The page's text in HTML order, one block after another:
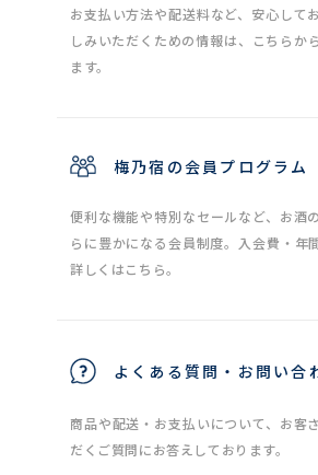
お支払い方法や配送料など、安心して
しみいただくための情報は、こちらか
ます。
梅乃宿の会員プログラム
便利な機能や特別なセールなど、お酒
らに豊かになる会員制度。入会費・年
詳しくはこちら。
よくある質問・お問い合
商品や配送・お支払いについて、お客
だくご質問にお答えしております。